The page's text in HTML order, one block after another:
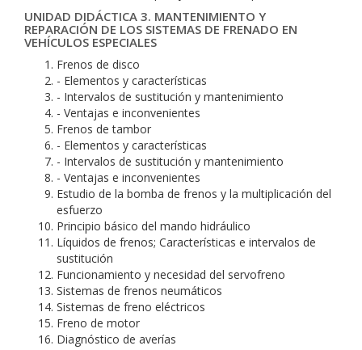
UNIDAD DIDÁCTICA 3. MANTENIMIENTO Y
REPARACIÓN DE LOS SISTEMAS DE FRENADO EN
VEHÍCULOS ESPECIALES
Frenos de disco
- Elementos y características
- Intervalos de sustitución y mantenimiento
- Ventajas e inconvenientes
Frenos de tambor
- Elementos y características
- Intervalos de sustitución y mantenimiento
- Ventajas e inconvenientes
Estudio de la bomba de frenos y la multiplicación del
esfuerzo
Principio básico del mando hidráulico
Líquidos de frenos; Características e intervalos de
sustitución
Funcionamiento y necesidad del servofreno
Sistemas de frenos neumáticos
Sistemas de freno eléctricos
Freno de motor
Diagnóstico de averías